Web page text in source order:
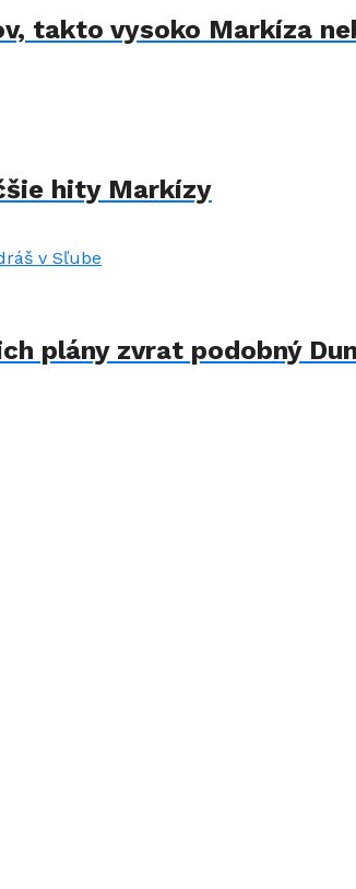
takto vysoko Markíza
hity Markízy
plány zvrat podobný